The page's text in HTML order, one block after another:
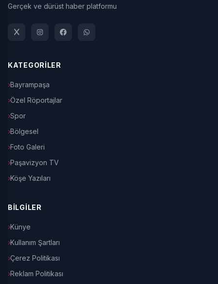
Gerçek ve dürüst haber platformu
KATEGORİLER
Bayrampaşa
Özel Röportajlar
Spor
Bölgesel
Foto Galeri
Paşavizyon TV
Köşe Yazıları
BİLGİLER
Künye
Kullanım Şartları
Çerez Politikası
Reklam Politikası